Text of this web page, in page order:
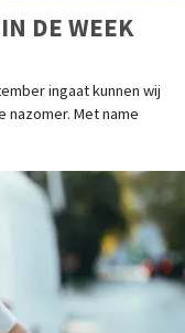
DE WEEK
ingaat kunnen wij
Met name